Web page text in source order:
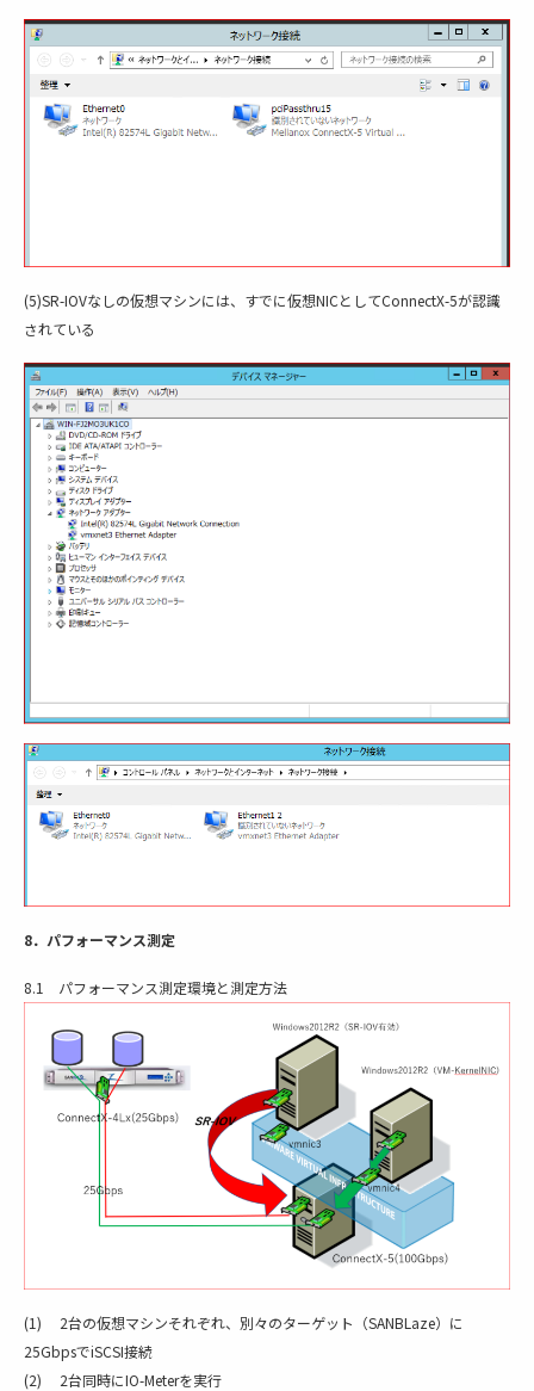
(5)SR-IOVなしの仮想マシンには、すでに仮想NICとしてConnectX-5が認識
されている
8．パフォーマンス測定
8.1 パフォーマンス測定環境と測定方法
(1) 2台の仮想マシンそれぞれ、別々のターゲット（SANBLaze）に
25GbpsでiSCSI接続
(2) 2台同時にIO-Meterを実行